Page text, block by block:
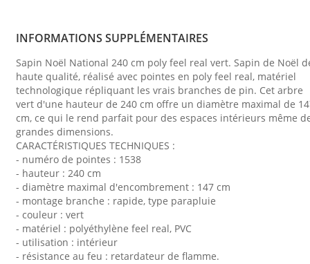
INFORMATIONS SUPPLÉMENTAIRES
Sapin Noël National 240 cm poly feel real vert. Sapin de Noël
haute qualité, réalisé avec pointes en poly feel real, matériel
technologique répliquant les vrais branches de pin. Cet arbre
vert d'une hauteur de 240 cm offre un diamètre maximal de
cm, ce qui le rend parfait pour des espaces intérieurs même
grandes dimensions.
CARACTÉRISTIQUES TECHNIQUES :
- numéro de pointes : 1538
- hauteur : 240 cm
- diamètre maximal d'encombrement : 147 cm
- montage branche : rapide, type parapluie
- couleur : vert
- matériel : polyéthylène feel real, PVC
- utilisation : intérieur
- résistance au feu : retardateur de flamme.